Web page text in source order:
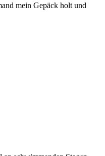
mein Gepäck holt und